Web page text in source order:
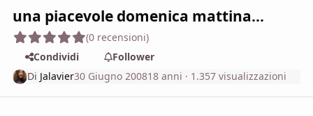
una piacevole domenica mattina...
(0 recensioni)
Condividi
Follower
Di Jalavier30 Giugno 200818 anni · 1.357 visualizzazioni